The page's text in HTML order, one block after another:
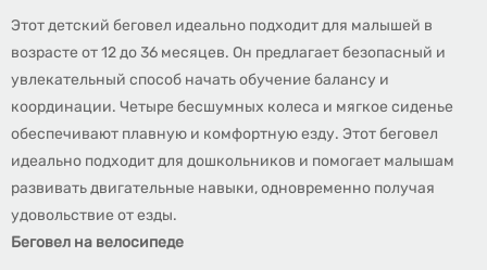
Этот детский беговел идеально подходит для малышей в
возрасте от 12 до 36 месяцев. Он предлагает безопасный и
увлекательный способ начать обучение балансу и
координации. Четыре бесшумных колеса и мягкое сиденье
обеспечивают плавную и комфортную езду. Этот беговел
идеально подходит для дошкольников и помогает малышам
развивать двигательные навыки, одновременно получая
удовольствие от езды.
Беговел на велосипеде